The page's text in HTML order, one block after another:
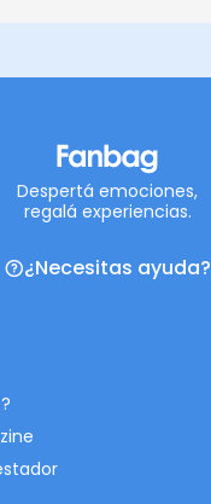
Despertá emociones,
regalá experiencias.
¿Necesitas ayuda?